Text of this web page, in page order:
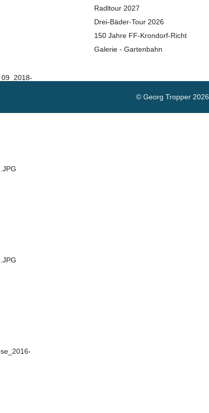
Radltour 2027
Drei-Bäder-Tour 2026
150 Jahre FF-Krondorf-Richt
Galerie - Gartenbahn
© Georg Tropper 2026